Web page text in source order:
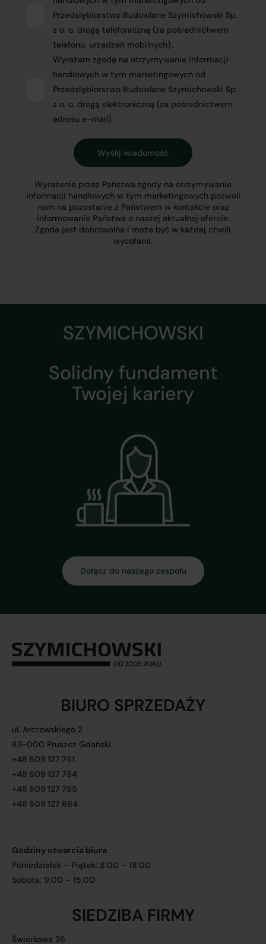
Przedsiębiorstwo Budowlane Szymichowski Sp.
z o. o. drogą telefoniczną (za pośrednictwem
telefonu, urządzeń mobilnych)..
Wyrażam zgodę na otrzymywanie informacji
handlowych w tym marketingowych od
Przedsiębiorstwo Budowlane Szymichowski Sp.
z o. o. drogą elektroniczną (za pośrednictwem
adresu e-mail).
Wyrażenie przez Państwa zgody na otrzymywanie
informacji handlowych w tym marketingowych pozwoli
nam na pozostanie z Państwem w kontakcie oraz
informowanie Państwa o naszej aktualnej ofercie.
Zgoda jest dobrowolna i może być w każdej chwili
wycofana.
BIURO SPRZEDAŻY
ul. Arctowskiego 2
83-000 Pruszcz Gdański
+48 509 127 751
+48 509 127 754
+48 509 127 755
+48 509 127 664
Godziny otwarcia biura
Poniedziałek – Piątek: 8:00 – 18:00
Sobota: 9:00 – 15:00
SIEDZIBA FIRMY
Świerkowa 26
SZYMICHOWSKI
Solidny fundament
Twojej kariery
Dołącz do naszego zespołu